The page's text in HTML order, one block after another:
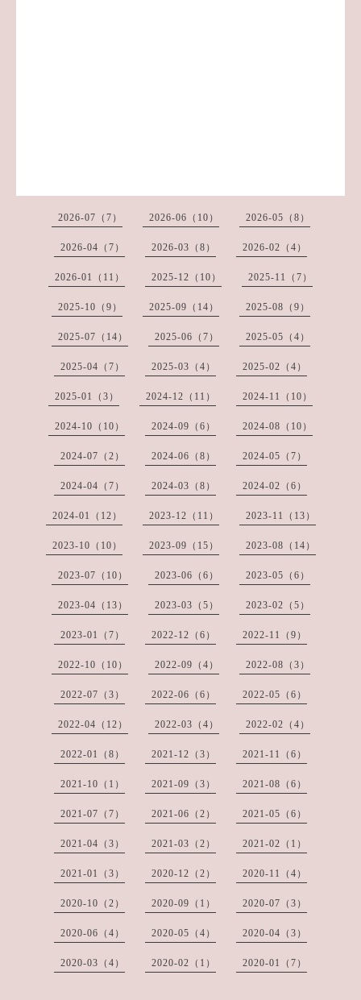
2026-07（7） 2026-06（10） 2026-05（8）
2026-04（7） 2026-03（8） 2026-02（4）
2026-01（11） 2025-12（10） 2025-11（7）
2025-10（9） 2025-09（14） 2025-08（9）
2025-07（14） 2025-06（7） 2025-05（4）
2025-04（7） 2025-03（4） 2025-02（4）
2025-01（3） 2024-12（11） 2024-11（10）
2024-10（10） 2024-09（6） 2024-08（10）
2024-07（2） 2024-06（8） 2024-05（7）
2024-04（7） 2024-03（8） 2024-02（6）
2024-01（12） 2023-12（11） 2023-11（13）
2023-10（10） 2023-09（15） 2023-08（14）
2023-07（10） 2023-06（6） 2023-05（6）
2023-04（13） 2023-03（5） 2023-02（5）
2023-01（7） 2022-12（6） 2022-11（9）
2022-10（10） 2022-09（4） 2022-08（3）
2022-07（3） 2022-06（6） 2022-05（6）
2022-04（12） 2022-03（4） 2022-02（4）
2022-01（8） 2021-12（3） 2021-11（6）
2021-10（1） 2021-09（3） 2021-08（6）
2021-07（7） 2021-06（2） 2021-05（6）
2021-04（3） 2021-03（2） 2021-02（1）
2021-01（3） 2020-12（2） 2020-11（4）
2020-10（2） 2020-09（1） 2020-07（3）
2020-06（4） 2020-05（4） 2020-04（3）
2020-03（4） 2020-02（1） 2020-01（7）